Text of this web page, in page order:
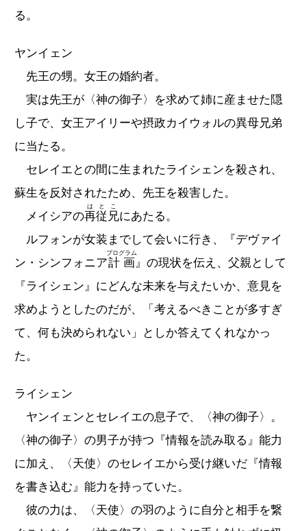
る。
ヤンイェン
先王の甥。女王の婚約者。
実は先王が〈神の御子〉を求めて姉に産ませた隠
し子で、女王アイリーや摂政カイウォルの異母兄弟
に当たる。
セレイエとの間に生まれたライシェンを殺され、
蘇生を反対されたため、先王を殺害した。
メイシアの再従兄
はとこ
にあたる。
ルフォンが女装までして会いに行き、『デヴァイ
ン・シンフォニア計画
プログラム
』の現状を伝え、父親として
『ライシェン』にどんな未来を与えたいか、意見を
求めようとしたのだが、「考えるべきことが多すぎ
て、何も決められない」としか答えてくれなかっ
た。
ライシェン
ヤンイェンとセレイエの息子で、〈神の御子〉。
〈神の御子〉の男子が持つ『情報を読み取る』能力
に加え、〈天使〉のセレイエから受け継いだ『情報
を書き込む』能力を持っていた。
彼の力は、〈天使〉の羽のように自分と相手を繋